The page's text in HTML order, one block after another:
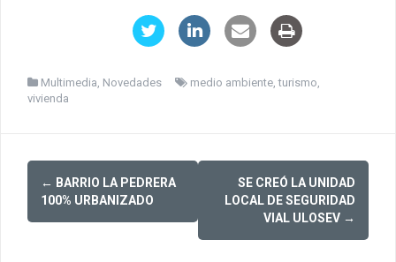
Multimedia, Novedades medio ambiente,turismo,
vivienda
Post
navigation
← BARRIO LA PEDRERA
100% URBANIZADO
SE CREÓ LA UNIDAD
LOCAL DE SEGURIDAD
VIAL ULOSEV →